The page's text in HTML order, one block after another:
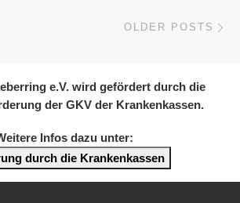
OLDER POSTS
e.V. wird gefördert durch die
der GKV der Krankenkassen.
Infos dazu unter:
durch die Krankenkassen